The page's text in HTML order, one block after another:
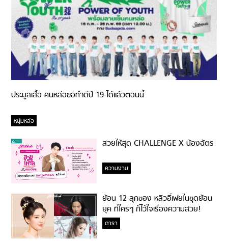
ประมูลเสื้อ คนหล่อขอทำดีปี 19 ได้แล้วตอนนี้
หนุ่มหล่อ
สวยให้สุด CHALLENGE X น้องฉัตร
ความงาม
ย้อน 12 ลุคของ หลิวอี้เฟยในชุดย้อน
ยุค ที่ใครๆ ก็ไว้ใจเรื่องความสวย!
ดารา